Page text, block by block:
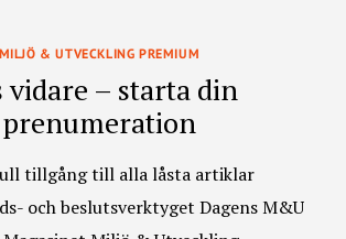
MILJÖ & UTVECKLING PREMIUM
vidare – starta din
prenumeration
tillgång till alla låsta artiklar
och beslutsverktyget Dagens M&U